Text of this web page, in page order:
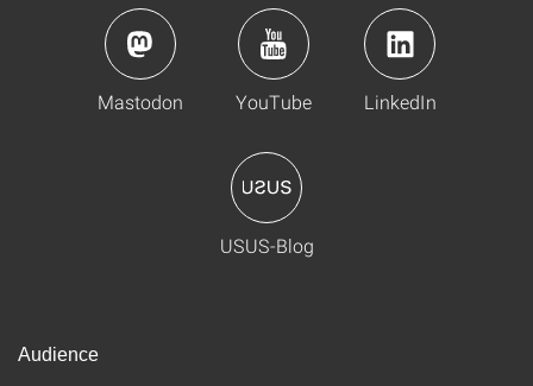
Mastodon YouTube LinkedIn
USUS-Blog
Audience